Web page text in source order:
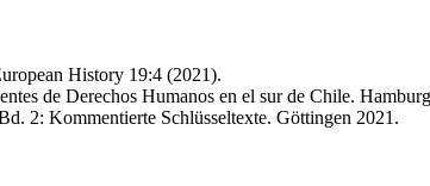
History 19:4 (2021).
de Derechos Humanos en el sur de Chile.
2: Kommentierte Schlüsseltexte. Göttingen 2021.